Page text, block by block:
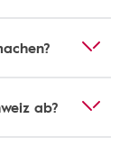
ab?